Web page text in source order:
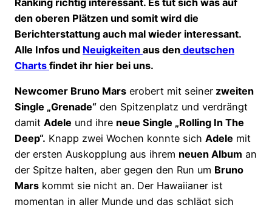
den oberen Plätzen und somit wird die
Berichterstattung auch mal wieder interessant.
Alle Infos und Neuigkeiten aus den deutschen
Charts findet ihr hier bei uns.
Newcomer Bruno Mars erobert mit seiner zweiten
Single „Grenade“ den Spitzenplatz und verdrängt
damit Adele und ihre neue Single „Rolling In The
Deep“. Knapp zwei Wochen konnte sich Adele mit
der ersten Auskopplung aus ihrem neuen Album an
der Spitze halten, aber gegen den Run um Bruno
Mars kommt sie nicht an. Der Hawaiianer ist
momentan in aller Munde und das schlägt sich